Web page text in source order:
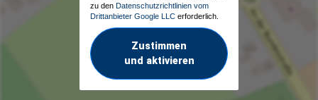
zu den Datenschutzrichtlinien vom
Drittanbieter Google LLC erforderlich.
Zustimmen
und aktivieren